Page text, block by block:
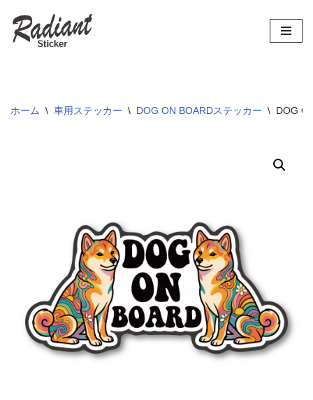
コ
ツ
ホーム \ 車用ステッカー \ DOG ON BOARDステッカー \ DOG